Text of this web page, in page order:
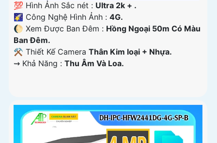
💯 Hình Ảnh Sắc nét : Ultra 2k + .
🌠 Công Nghệ Hình Ảnh : 4G.
🌔 Xem Được Ban Đêm : Hồng Ngoại 50m Có Màu
Ban Ðêm.
⚒ Thiết Kế Camera Thân Kim loại + Nhựa.
️⇝ Khả Năng : Thu Âm Và Loa.